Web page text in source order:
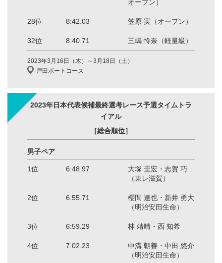
オープン）
28位 8:42.03 笠原 実（オープン）
32位 8:40.71 三嶋 怜奈（軽量級）
2023年3月16日（木）～3月18日（土）
戸田ボートコース
2023年日本代表候補最終選考レース予選タイムトラ
イアル
［総合順位］
男子ペア
1位 6:48.97
大塚 圭宏・志賀 巧
（東レ滋賀）
2位 6:55.71
櫻間 達也・新井 勇大
（明治安田生命）
3位 6:59.29 林 靖晴・西 知希
4位 7:02.23
中溝 朝善・中田 悠介
（明治安田生命）